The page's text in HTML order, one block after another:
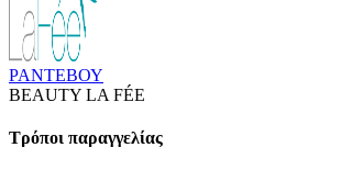
ΡΑΝΤΕΒΟΥ
BEAUTY LA FÉE
Τρόποι παραγγελίας